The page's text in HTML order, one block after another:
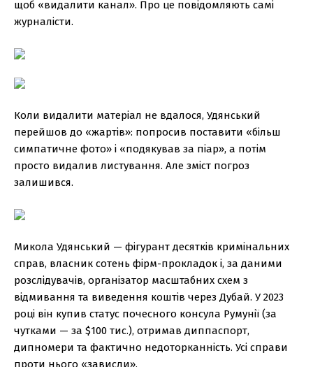
щоб «видалити канал». Про це повідомляють самі
журналісти.
Коли видалити матеріал не вдалося, Удянський
перейшов до «жартів»: попросив поставити «більш
симпатичне фото» і «подякував за піар», а потім
просто видалив листування. Але зміст погроз
залишився.
Микола Удянський — фігурант десятків кримінальних
справ, власник сотень фірм-прокладок і, за даними
розслідувачів, організатор масштабних схем з
відмивання та виведення коштів через Дубай. У 2023
році він купив статус почесного консула Румунії (за
чутками — за $100 тис.), отримав диппаспорт,
дипномери та фактично недоторканність. Усі справи
проти нього «зависли».